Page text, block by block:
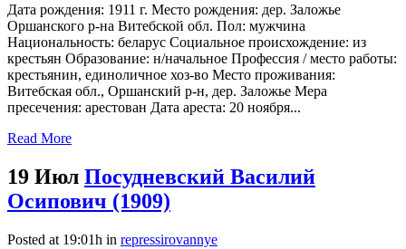
Дата рождения: 1911 г. Место рождения: дер. Заложье
Оршанского р-на Витебской обл. Пол: мужчина
Национальность: беларус Социальное происхождение: из
крестьян Образование: н/начальное Профессия / место работы:
крестьянин, единоличное хоз-во Место проживания:
Витебская обл., Оршанский р-н, дер. Заложье Мера
пресечения: арестован Дата ареста: 20 ноября...
Read More
19 Июл Посудневский Василий
Осипович (1909)
Posted at 19:01h in repressirovannye